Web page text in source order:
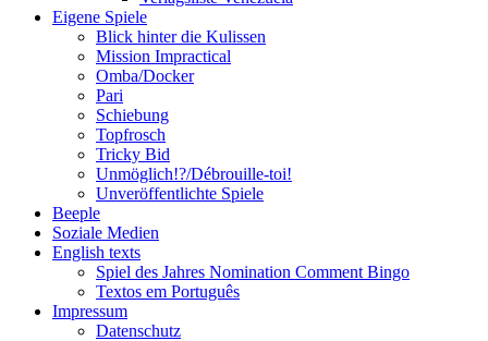
Eigene Spiele
Blick hinter die Kulissen
Mission Impractical
Omba/Docker
Pari
Schiebung
Topfrosch
Tricky Bid
Unmöglich!?/Débrouille-toi!
Unveröffentlichte Spiele
Beeple
Soziale Medien
English texts
Spiel des Jahres Nomination Comment Bingo
Textos em Português
Impressum
Datenschutz